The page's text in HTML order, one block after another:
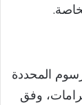
المحددة
وفق